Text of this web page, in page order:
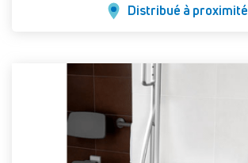
Distribué à proximité